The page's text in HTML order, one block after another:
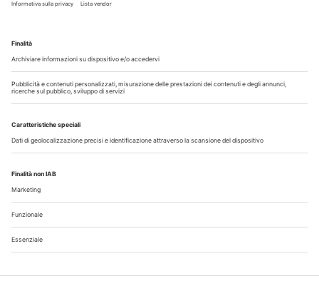
Il flusso di lavoro dell’odontoiatra chairside
Odontoiatria33
Copyright © 2026 - All Rights Reserved